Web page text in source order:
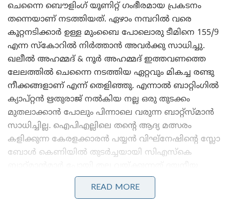
ചെന്നൈ ബൌളിംഗ് യൂണിറ്റ് ഗംഭീരമായ പ്രകടനം
തന്നെയാണ് നടത്തിയത്. ഏഴാം നമ്പറിൽ വരെ
കൂറ്റനടിക്കാർ ഉള്ള മുംബൈ പോലൊരു ടീമിനെ 155/9
എന്ന സ്കോറിൽ നിർത്താൻ അവർക്കു സാധിച്ചു.
ഖലീൽ അഹമ്മദ് & നൂർ അഹമ്മദ് ഇത്തവണത്തെ
ലേലത്തിൽ ചെന്നൈ നടത്തിയ ഏറ്റവും മികച്ച രണ്ടു
നീക്കങ്ങളാണ് എന്ന് തെളിഞ്ഞു. എന്നാൽ ബാറ്റിംഗിൽ
ക്യാപ്റ്റൻ ഋതുരാജ് നൽകിയ നല്ല ഒരു തുടക്കം
മുതലാക്കാൻ പോലും പിന്നാലെ വരുന്ന ബാറ്റ്സ്മാൻ
സാധിച്ചില്ല. ഐപിഎല്ലിലെ തന്റെ ആദ്യ മത്സരം
കളിക്കുന്ന കേരളക്കാരൻ പയ്യൻ വിഘ്‌നേഷിന്റെ സ്ലോ
ബോൾ കെണിയിൽ തുടർച്ചയായി സിഎസ്കെ
കാഴ്ചയായിരുന്നു. ത്രിപാഠി, ദുബേ, സാം, ഹൂഡ,
ജഡേജ എന്നിവർ തീർത്തും നിരാശപ്പെടുത്തി. 18
READ MORE